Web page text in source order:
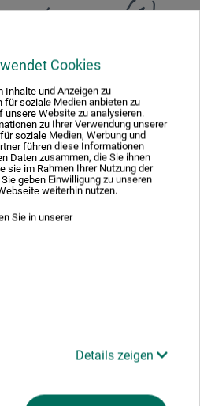
Cookies
Inhalte und Anzeigen zu
für soziale Medien anbieten zu
Website zu analysieren.
zu Ihrer Verwendung unserer
soziale Medien, Werbung und
führen diese Informationen
Daten zusammen, die Sie ihnen
sie im Rahmen Ihrer Nutzung der
geben Einwilligung zu unseren
weiterhin nutzen.
Sie in unserer
Details zeigen
(1)
"Astra Schellack, flüssig"
1
0
zu diesem Produkt
BEWERTEN